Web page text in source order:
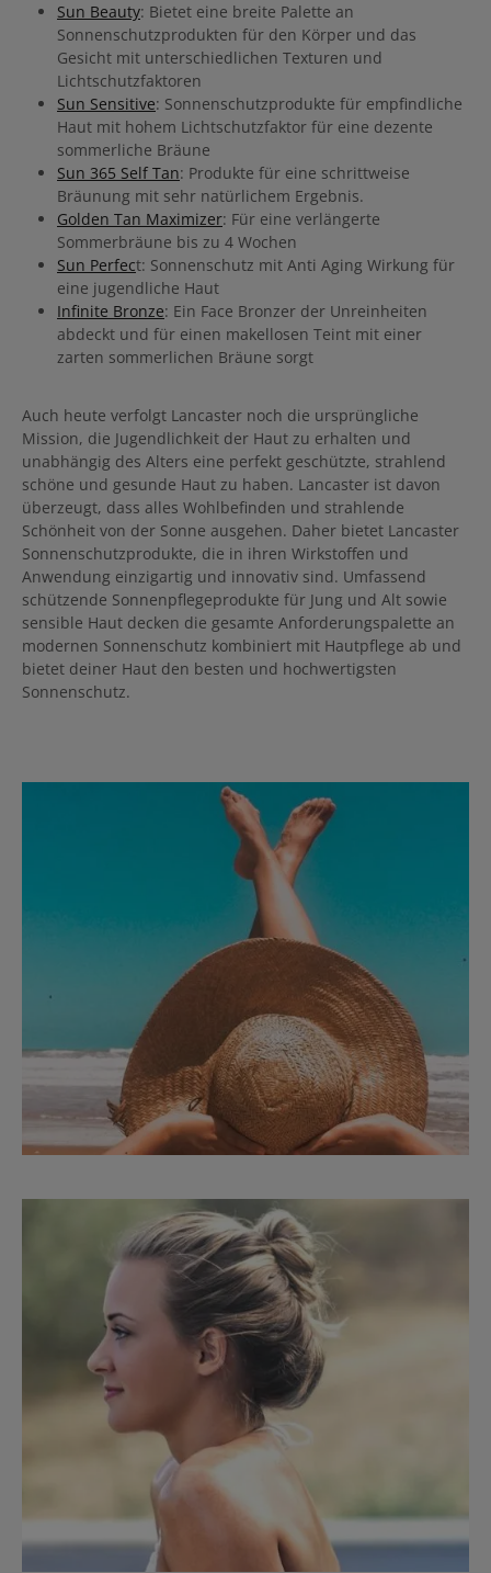
Sun Beauty: Bietet eine breite Palette an
Sonnenschutzprodukten für den Körper und das
Gesicht mit unterschiedlichen Texturen und
Lichtschutzfaktoren
Sun Sensitive: Sonnenschutzprodukte für empfindliche
Haut mit hohem Lichtschutzfaktor für eine dezente
sommerliche Bräune
Sun 365 Self Tan: Produkte für eine schrittweise
Bräunung mit sehr natürlichem Ergebnis.
Golden Tan Maximizer: Für eine verlängerte
Sommerbräune bis zu 4 Wochen
Sun Perfect: Sonnenschutz mit Anti Aging Wirkung für
eine jugendliche Haut
Infinite Bronze: Ein Face Bronzer der Unreinheiten
abdeckt und für einen makellosen Teint mit einer
zarten sommerlichen Bräune sorgt
Auch heute verfolgt Lancaster noch die ursprüngliche
Mission, die Jugendlichkeit der Haut zu erhalten und
unabhängig des Alters eine perfekt geschützte, strahlend
schöne und gesunde Haut zu haben. Lancaster ist davon
überzeugt, dass alles Wohlbefinden und strahlende
Schönheit von der Sonne ausgehen. Daher bietet Lancaster
Sonnenschutzprodukte, die in ihren Wirkstoffen und
Anwendung einzigartig und innovativ sind. Umfassend
schützende Sonnenpflegeprodukte für Jung und Alt sowie
sensible Haut decken die gesamte Anforderungspalette an
modernen Sonnenschutz kombiniert mit Hautpflege ab und
bietet deiner Haut den besten und hochwertigsten
Sonnenschutz.